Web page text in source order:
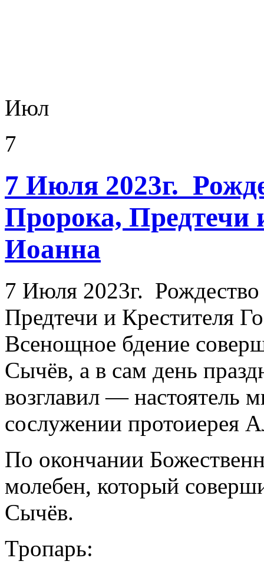
Июл
7
7 Июля 2023г.
Пророка, Предтечи
Иоанна
7 Июля 2023г.
Предтечи и Крестителя
Всенощное бдение
Сычёв, а в сам день
возглавил —
сослужении протоиерея
По окончании
молебен, который
Сычёв.
Тропарь: